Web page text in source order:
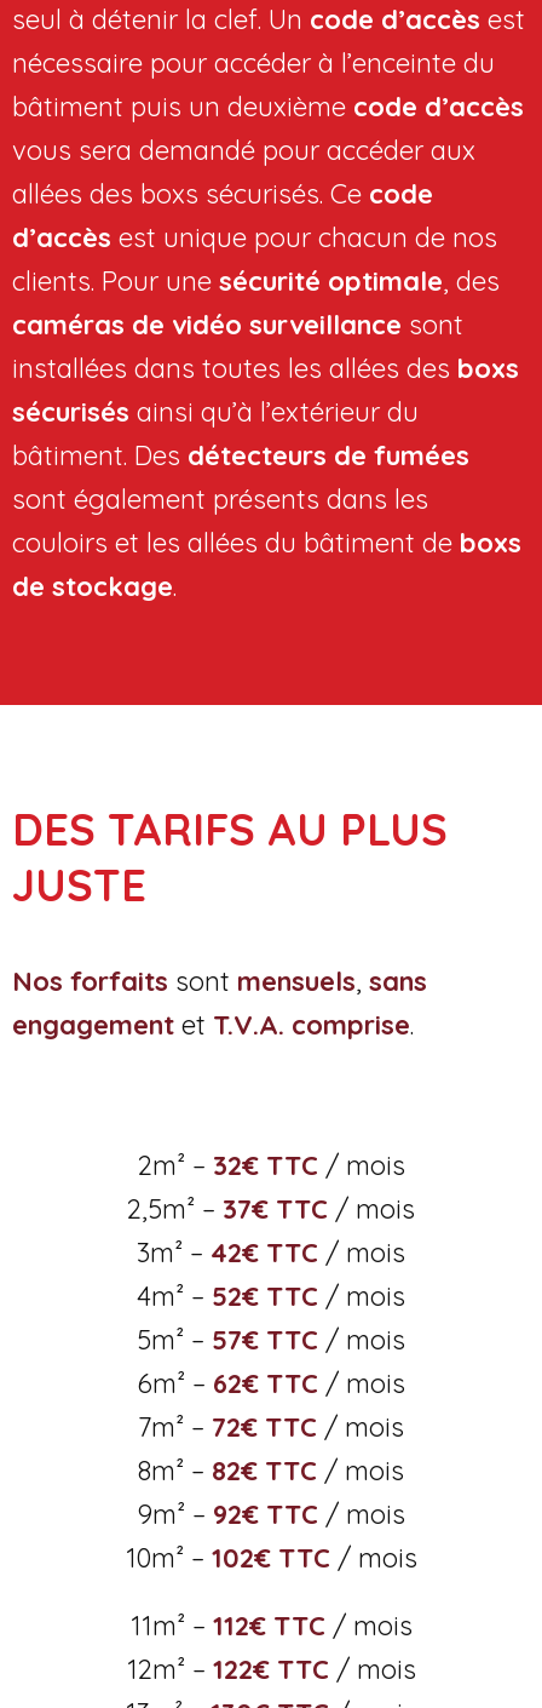
seul à détenir la clef. Un code d’accès est
nécessaire pour accéder à l’enceinte du
bâtiment puis un deuxième code d’accès
vous sera demandé pour accéder aux
allées des boxs sécurisés. Ce code
d’accès est unique pour chacun de nos
clients. Pour une sécurité optimale, des
caméras de vidéo surveillance sont
installées dans toutes les allées des boxs
sécurisés ainsi qu’à l’extérieur du
bâtiment. Des détecteurs de fumées
sont également présents dans les
couloirs et les allées du bâtiment de boxs
de stockage.
DES TARIFS AU PLUS
JUSTE
Nos forfaits sont mensuels, sans
engagement et T.V.A. comprise.
2m² – 32€ TTC / mois
2,5m² – 37€ TTC / mois
3m² – 42€ TTC / mois
4m² – 52€ TTC / mois
5m² – 57€ TTC / mois
6m² – 62€ TTC / mois
7m² – 72€ TTC / mois
8m² – 82€ TTC / mois
9m² – 92€ TTC / mois
10m² – 102€ TTC / mois
11m² – 112€ TTC / mois
12m² – 122€ TTC / mois